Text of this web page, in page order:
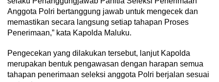
Anggota Polri bertanggung jawab untuk mengecek dan
memastikan secara langsung setiap tahapan Proses
Penerimaan,” kata Kapolda Maluku.
Pengecekan yang dilakukan tersebut, lanjut Kapolda
merupakan bentuk pengawasan dengan harapan semua
tahapan penerimaan seleksi anggota Polri berjalan sesuai